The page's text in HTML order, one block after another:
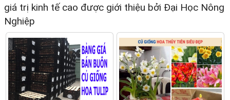
giá trị kinh tế cao được giới thiệu bởi Đại Học Nông
Nghiệp